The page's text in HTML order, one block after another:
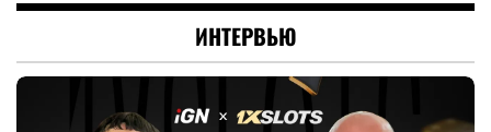
ИНТЕРВЬЮ